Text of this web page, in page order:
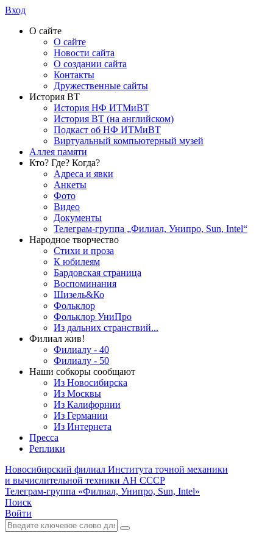
Вход
О сайте
О сайте
Новости сайта
О создании сайта
Контакты
Дружественные сайты
История ВТ
История НФ ИТМиВТ
История ВТ (на английском)
Подкаст об НФ ИТМиВТ
Виртуальный компьютерный музей
Аллея памяти
Кто? Где? Когда?
Адреса и явки
Анкеты
Фото
Видео
Документы
Телеграм-группа „Филиал, Унипро, Sun, Intel“
Народное творчество
Стихи и проза
К юбилеям
Бардовская страница
Воспоминания
Шизель&Ко
Фольклор
Фольклор УниПро
Из дальних странствий...
Филиал жив!
Филиалу - 40
Филиалу - 50
Наши собкоры сообщают
Из Новосибирска
Из Москвы
Из Калифорнии
Из Германии
Из Интернета
Пресса
Реплики
Новосибирский филиал Института точной механики
и вычислительной техники АН СССР
Телеграм-группа «Филиал, Унипро, Sun, Intel»
Поиск
Войти